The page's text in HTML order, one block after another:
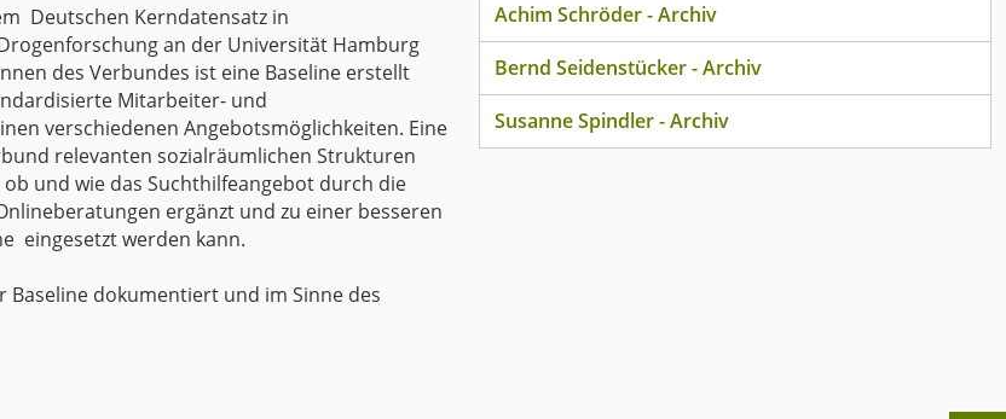
Deutschen Kerndatensatz in
an der Universität Hamburg
des Verbundes ist eine Baseline erstellt
Mitarbeiter- und
verschiedenen Angebotsmöglichkeiten. Eine
relevanten sozialräumlichen Strukturen
und wie das Suchthilfeangebot durch die
ergänzt und zu einer besseren
eingesetzt werden kann.
dokumentiert und im Sinne des
Achim Schröder - Archiv
Bernd Seidenstücker - Archiv
Susanne Spindler - Archiv